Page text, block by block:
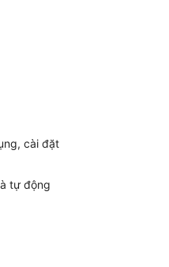
cài đặt
tự động